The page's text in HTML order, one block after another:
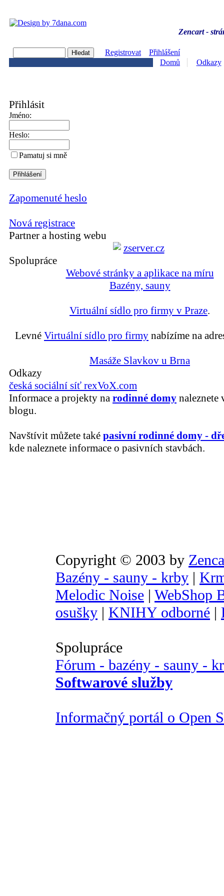
Zencart -
Registrovat
Přihlášení
Domů
Odkazy
Přihlásit
Jméno:
Heslo:
Pamatuj si mně
Zapomenuté heslo
Nová registrace
Partner a hosting webu
Spolupráce
Webové stránky a aplikace na míru
Bazény, sauny
Virtuální sídlo pro firmy v Praze.
Levné Virtuální sídlo pro firmy nabízíme na
Masáže Slavkov u Brna
Odkazy
česká sociální síť rexVoX.com
Informace a projekty na rodinné domy naleznete
blogu.
Navštívit můžete také pasivní rodinné domy -
kde naleznete informace o pasivních stavbách.
Copyright © 2003 by
Bazény - sauny - krby |
Melodic Noise | WebShop
osušky | KNIHY odborné |
Spolupráce
Fórum - bazény - sauny -
Softwarové služby
Informačný portál o Open